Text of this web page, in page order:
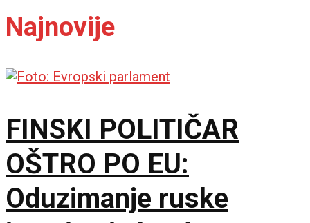
Najnovije
FINSKI POLITIČAR
OŠTRO PO EU:
Oduzimanje ruske